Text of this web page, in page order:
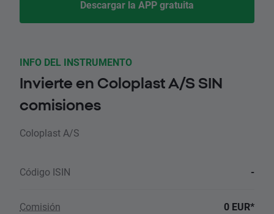
Descargar la APP gratuita
INFO DEL INSTRUMENTO
Invierte en Coloplast A/S SIN
comisiones
Coloplast A/S
Código ISIN -
Comisión 0 EUR*